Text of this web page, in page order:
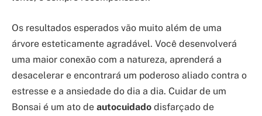
Os resultados esperados vão muito além de uma
árvore esteticamente agradável. Você desenvolverá
uma maior conexão com a natureza, aprenderá a
desacelerar e encontrará um poderoso aliado contra o
estresse e a ansiedade do dia a dia. Cuidar de um
Bonsai é um ato de autocuidado disfarçado de